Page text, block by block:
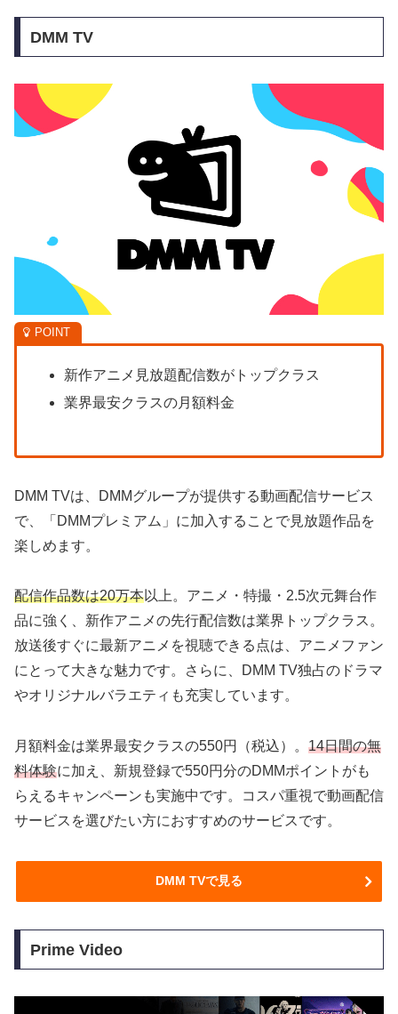
DMM TV
新作アニメ見放題配信数がトップクラス
業界最安クラスの月額料金
DMM TVは、DMMグループが提供する動画配信サービス
で、「DMMプレミアム」に加入することで見放題作品を
楽しめます。
配信作品数は20万本以上。アニメ・特撮・2.5次元舞台作
品に強く、新作アニメの先行配信数は業界トップクラス。
放送後すぐに最新アニメを視聴できる点は、アニメファン
にとって大きな魅力です。さらに、DMM TV独占のドラマ
やオリジナルバラエティも充実しています。
月額料金は業界最安クラスの550円（税込）。 14日間の無
料体験に加え、新規登録で550円分のDMMポイントがも
らえるキャンペーンも実施中です。コスパ重視で動画配信
サービスを選びたい方におすすめのサービスです。
DMM TVで見る
Prime Video